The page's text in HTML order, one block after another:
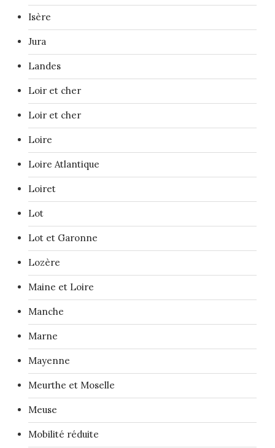
Isère
Jura
Landes
Loir et cher
Loir et cher
Loire
Loire Atlantique
Loiret
Lot
Lot et Garonne
Lozère
Maine et Loire
Manche
Marne
Mayenne
Meurthe et Moselle
Meuse
Mobilité réduite